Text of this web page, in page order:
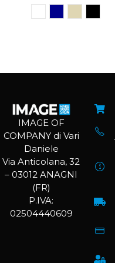
IMAGE OF
COMPANY di Vari
Daniele
Via Anticolana, 32
– 03012 ANAGNI
(FR)
P.IVA:
02504440609